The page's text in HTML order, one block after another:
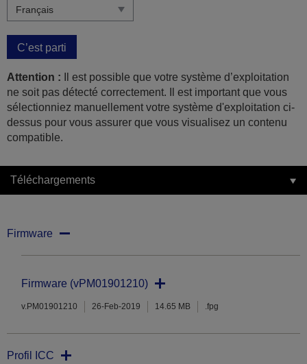
C’est parti
Attention : Il est possible que votre système d’exploitation
ne soit pas détecté correctement. Il est important que vous
sélectionniez manuellement votre système d'exploitation ci-
dessus pour vous assurer que vous visualisez un contenu
compatible.
Téléchargements
Firmware
Firmware (vPM01901210)
v.PM01901210 26-Feb-2019 14.65 MB .fpg
Profil ICC